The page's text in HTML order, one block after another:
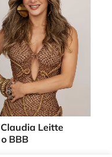
Leitte
BBB